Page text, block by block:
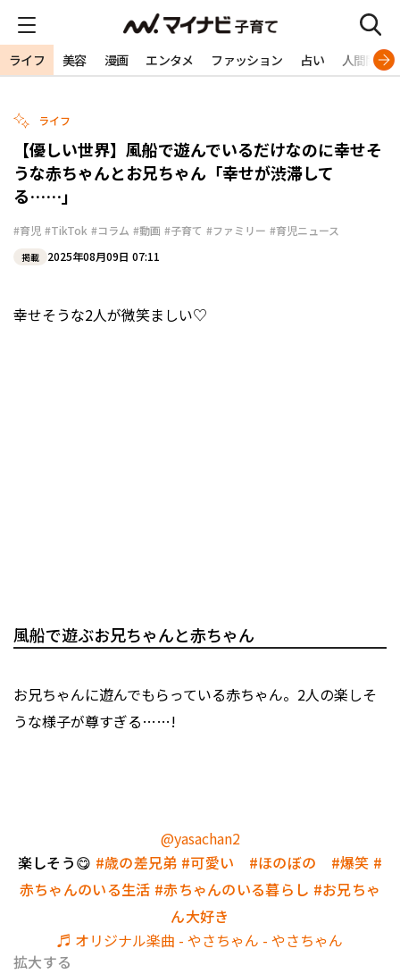
ライフ 美容 漫画 エンタメ ファッション 占い 人間関係
ライフ
【優しい世界】風船で遊んでいるだけなのに幸せそ
うな赤ちゃんとお兄ちゃん「幸せが渋滞して
る……」
#育児 #TikTok #コラム #動画 #子育て #ファミリー #育児ニュース
掲載 2025年08月09日 07:11
幸せそうな2人が微笑ましい♡
風船で遊ぶお兄ちゃんと赤ちゃん
お兄ちゃんに遊んでもらっている赤ちゃん。2人の楽しそ
うな様子が尊すぎる……!
@yasachan2
楽しそう😋 #歳の差兄弟 #可愛い #ほのぼの #爆笑 #
赤ちゃんのいる生活 #赤ちゃんのいる暮らし #お兄ちゃ
ん大好き
♬ オリジナル楽曲 - やさちゃん - やさちゃん
拡大する